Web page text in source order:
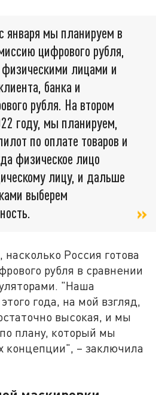
января мы планируем в
цифрового рубля,
лицами и
банка и
рубля. На втором
году, мы планируем,
по оплате товаров и
физическое лицо
лицу, и дальше
выберем
Россия готова
рубля в сравнении
"Наша
года, на мой взгляд,
высокая, и мы
плану, который мы
концепции", – заключила